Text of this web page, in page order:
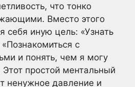
что тонко
Вместо этого
себя иную цель: «Узнать
с
и понять, чем я могу
простой ментальный
ненужное давление и